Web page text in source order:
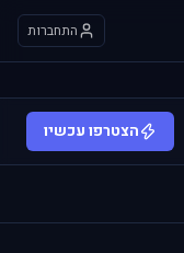
התחברות
הצטרפו עכשיו